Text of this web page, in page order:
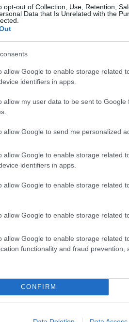
opt-out of Collection, Use, Retention,
Data that Is Unrelated with the
allow Google to enable storage related
identifiers in apps.
allow my user data to be sent to Google
allow Google to send me personalized
allow Google to enable storage related
identifiers in apps.
allow Google to enable storage related
allow Google to enable storage related
allow Google to enable storage related
functionality and fraud prevention,
CONFIRMNEWS ΚΑΝΟΝΤΑΣ